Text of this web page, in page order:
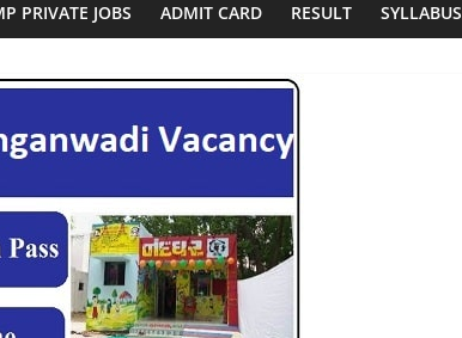
PRIVATE JOBS ADMIT CARD RESULT SYLLABUS